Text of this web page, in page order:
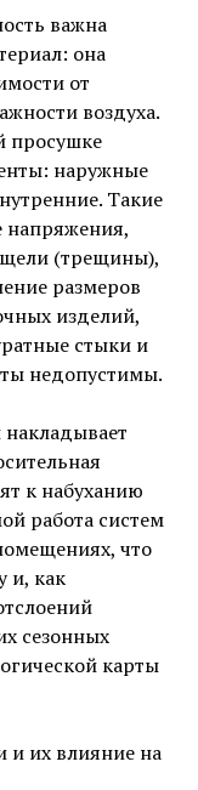
важна
она
от
воздуха.
просушке
наружные
Такие
напряжения,
щели (трещины),
размеров
изделий,
стыки и
недопустимы.
к набуханию
работа систем
что
и, как
сезонных
карты
и их влияние на